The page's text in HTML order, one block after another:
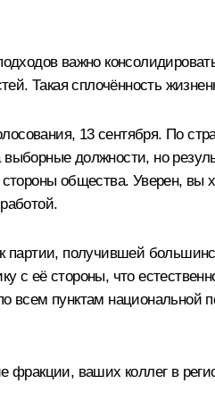
важно
Такая сплочённость
13 сентября. По
должности, но
общества. Уверен,
партии, получившей
с её стороны, что
всем пунктам
фракции, ваших коллег в